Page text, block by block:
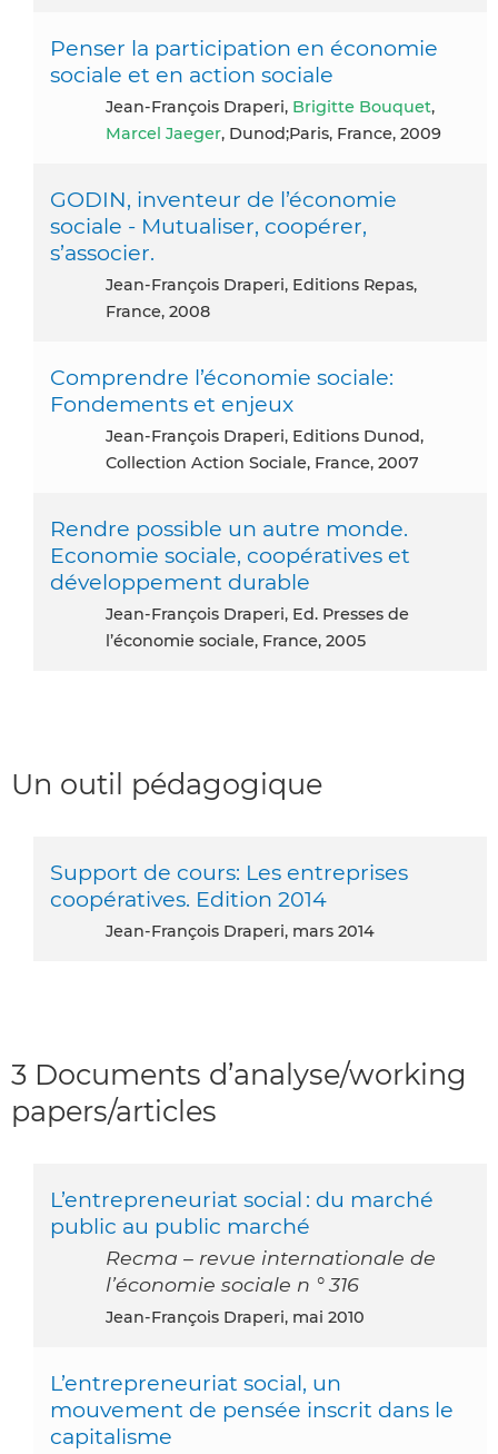
Penser la participation en économie
sociale et en action sociale
Jean-François Draperi, Brigitte Bouquet,
Marcel Jaeger, Dunod;Paris, France, 2009
GODIN, inventeur de l’économie
sociale - Mutualiser, coopérer,
s’associer.
Jean-François Draperi, Editions Repas,
France, 2008
Comprendre l’économie sociale:
Fondements et enjeux
Jean-François Draperi, Editions Dunod,
Collection Action Sociale, France, 2007
Rendre possible un autre monde.
Economie sociale, coopératives et
développement durable
Jean-François Draperi, Ed. Presses de
l’économie sociale, France, 2005
Un outil pédagogique
Support de cours: Les entreprises
coopératives. Edition 2014
Jean-François Draperi, mars 2014
3 Documents d’analyse/working
papers/articles
L’entrepreneuriat social : du marché
public au public marché
Recma – revue internationale de
l’économie sociale n ° 316
Jean-François Draperi, mai 2010
L’entrepreneuriat social, un
mouvement de pensée inscrit dans le
capitalisme